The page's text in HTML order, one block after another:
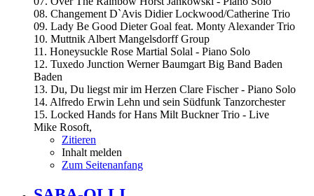
08. Changement D`Avis Didier Lockwood/Catherine Trio
09. Lady Be Good Dieter Goal feat. Monty Alexander Trio
10. Muttnik Albert Mangelsdorff Group
11. Honeysuckle Rose Martial Solal - Piano Solo
12. Tuxedo Junction Werner Baumgart Big Band Baden
Baden
13. Du, Du liegst mir im Herzen Clare Fischer - Piano Solo
14. Alfredo Erwin Lehn und sein Südfunk Tanzorchester
15. Locked Hands for Hans Milt Buckner Trio - Live
Mike Rosoft,
Zitieren
Inhalt melden
Zum Seitenanfang